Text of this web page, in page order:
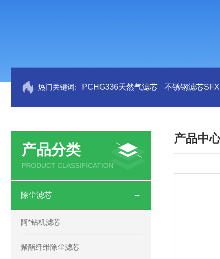
热门关键词: PCHG336天然气滤芯 不锈钢滤芯
产品分类
PRODUCT CLASSIFICATION
除尘滤芯
阿*钻机滤芯
聚酯纤维除尘滤芯
产品中